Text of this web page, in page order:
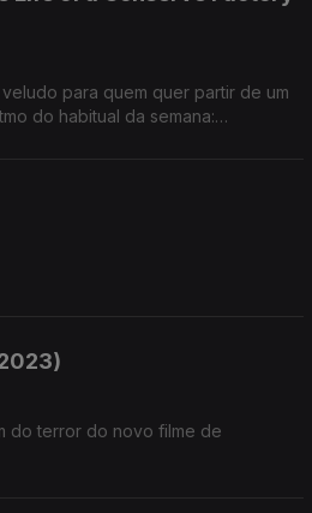
para quem quer partir de um
do habitual da semana:
do terror do novo filme de